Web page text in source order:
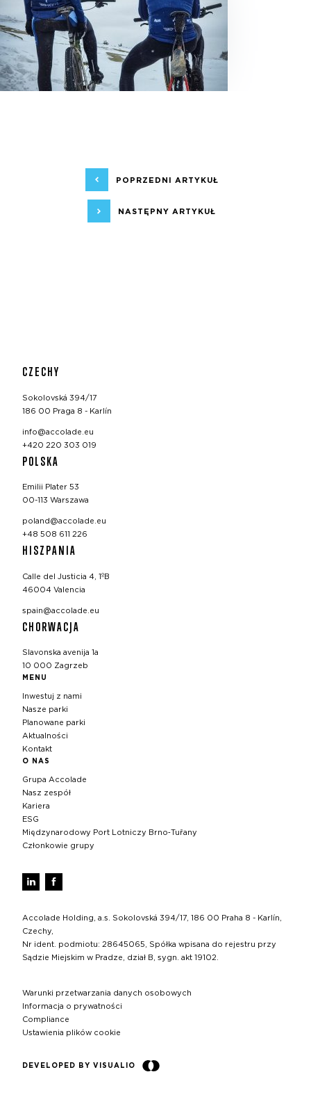
POPRZEDNI ARTYKUŁ
NASTĘPNY ARTYKUŁ
CZECHY
Sokolovská 394/17
186 00 Praga 8 - Karlín
info@accolade.eu
+420 220 303 019
POLSKA
Emilii Plater 53
00-113 Warszawa
poland@accolade.eu
+48 508 611 226
HISZPANIA
Calle del Justicia 4, 1ºB
46004 Valencia
spain@accolade.eu
CHORWACJA
Slavonska avenija 1a
10 000 Zagrzeb
MENU
Inwestuj z nami
Nasze parki
Planowane parki
Aktualności
Kontakt
O NAS
Grupa Accolade
Nasz zespół
Kariera
ESG
Międzynarodowy Port Lotniczy Brno‑Tuřany
Członkowie grupy
Accolade Holding, a.s. Sokolovská 394/17, 186 00 Praha 8 - Karlín,
Czechy,
Nr ident. podmiotu: 28645065, Spółka wpisana do rejestru przy
Sądzie Miejskim w Pradze, dział B, sygn. akt 19102.
Warunki przetwarzania danych osobowych
Informacja o prywatności
Compliance
Ustawienia plików cookie
DEVELOPED BY VISUALIO